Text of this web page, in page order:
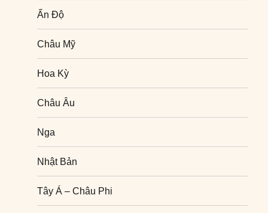
Ấn Độ
Châu Mỹ
Hoa Kỳ
Châu Âu
Nga
Nhật Bản
Tây Á – Châu Phi